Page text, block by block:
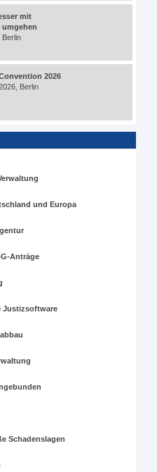
mit
Berlin
2026
Berlin
und Europa
Anträge
Justizsoftware
Schadenslagen